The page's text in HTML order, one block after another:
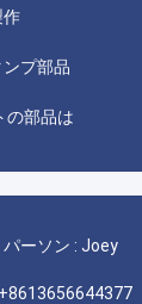
作
ンプ部品
の部品は
ーソン : Joey
+8613656644377